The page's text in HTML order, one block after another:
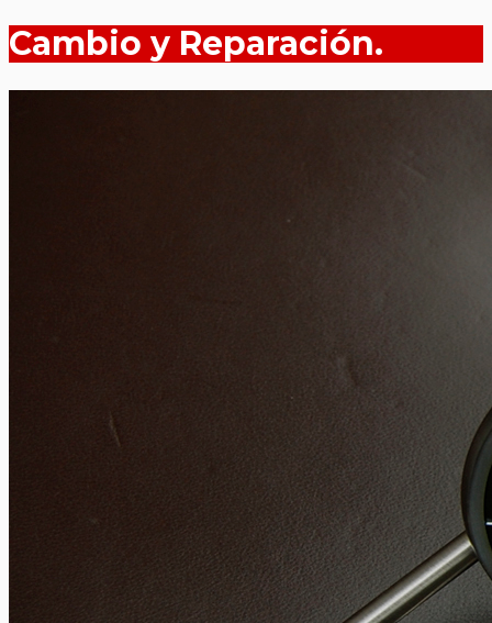
Cambio y Reparación.